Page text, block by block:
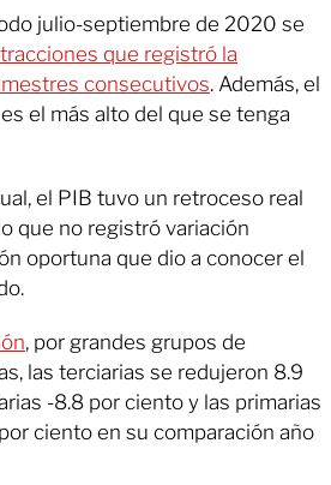
julio-septiembre de 2020 se
que registró la
consecutivos. Además, el
el más alto del que se tenga
el PIB tuvo un retroceso real
que no registró variación
oportuna que dio a conocer el
, por grandes grupos de
las terciarias se redujeron 8.9
-8.8 por ciento y las primarias
ciento en su comparación año